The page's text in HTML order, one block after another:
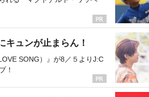
キュンが止まらん！
SONG）』が8／５よりJ:C
！